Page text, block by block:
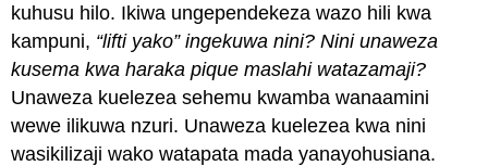
kuhusu hilo. Ikiwa ungependekeza wazo hili kwa
kampuni, “lifti yako” ingekuwa nini? Nini unaweza
kusema kwa haraka pique maslahi watazamaji?
Unaweza kuelezea sehemu kwamba wanaamini
wewe ilikuwa nzuri. Unaweza kuelezea kwa nini
wasikilizaji wako watapata mada yanayohusiana.